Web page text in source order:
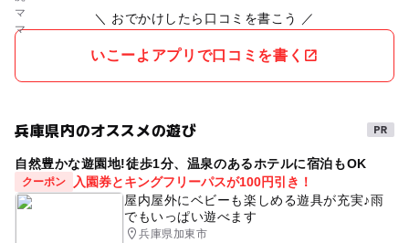
く、子連れには気さくにお声かけや、気遣いをしてくれるの
で、たまに学生がうるさすぎる時もありますが気持ち良く過ご
せます。 ただ、大繁盛なお店なためか、持ち帰りの間違いや入
＼ おでかけしたら口コミを書こう ／
いこーよアプリで口コミを書く
兵庫県内のオススメの遊び
自然豊かな遊園地!徒歩1分、温泉のあるホテルに宿泊もOK
クーポン
入園券とキングフリーパスが100円引き！
屋内屋外にベビーも楽しめる遊具が充実♪雨
でもいっぱい遊べます
兵庫県加東市